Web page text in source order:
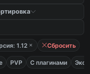
1.12 Сбросить
PVP С плагинами